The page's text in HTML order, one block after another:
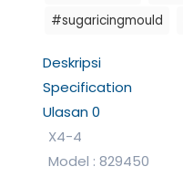
#sugaricingmould
Deskripsi
Specification
Ulasan0
X4-4
Model : 829450